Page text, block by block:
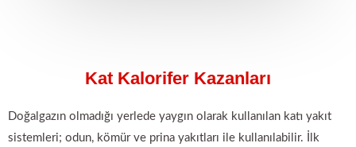
Kat Kalorifer Kazanları
Doğalgazın olmadığı yerlede yaygın olarak kullanılan katı yakıt
sistemleri; odun, kömür ve prina yakıtları ile kullanılabilir. İlk